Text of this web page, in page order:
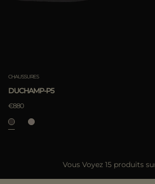
CHAUSSURES
DUCHAMP-P5
€880
Vous Voyez 15 produits